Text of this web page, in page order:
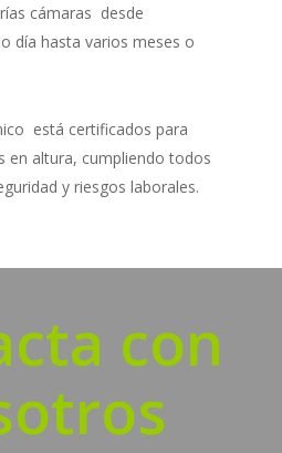
cámaras desde
día hasta varios meses o
está certificados para
en altura, cumpliendo todos
y riesgos laborales.
con